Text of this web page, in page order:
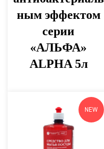
ным эффектом
серии
«АЛЬФА»
ALPHA 5л
NEW